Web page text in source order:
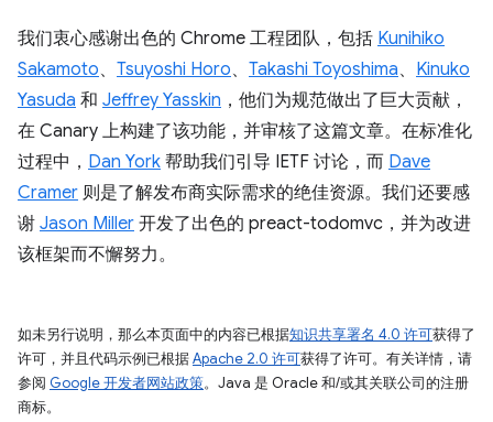
我们衷心感谢出色的 Chrome 工程团队，包括 Kunihiko
Sakamoto、 Tsuyoshi Horo、 Takashi Toyoshima、 Kinuko
Yasuda 和 Jeffrey Yasskin ，他们为规范做出了巨大贡献，
在 Canary 上构建了该功能，并审核了这篇文章。在标准化
过程中， Dan York 帮助我们引导 IETF 讨论，而 Dave
Cramer 则是了解发布商实际需求的绝佳资源。我们还要感
谢 Jason Miller 开发了出色的 preact-todomvc，并为改进
该框架而不懈努力。
如未另行说明，那么本页面中的内容已根据知识共享署名 4.0 许可获得了
许可，并且代码示例已根据Apache 2.0 许可获得了许可。有关详情，请
参阅 Google 开发者网站政策。Java 是 Oracle 和/或其关联公司的注册
商标。